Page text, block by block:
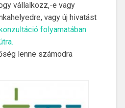
vállalkozz,-e vagy
vagy új hivatást
folyamatában
lenne számodra